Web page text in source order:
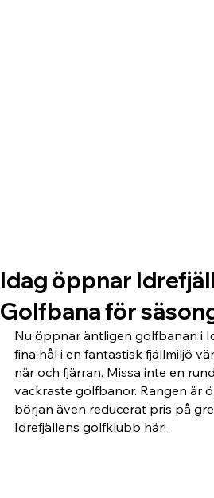
Idag öppnar
Golfbana för
Nu öppnar äntligen golfbanan i
fina hål i en fantastisk fjällmiljö
när och fjärran. Missa inte en
vackraste golfbanor. Rangen är
början även reducerat pris på
Idrefjällens golfklubb här!